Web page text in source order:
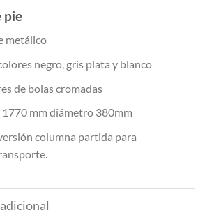
pie
metálico
negro, gris plata y blanco
de bolas cromadas
mm diámetro 380mm
columna partida para